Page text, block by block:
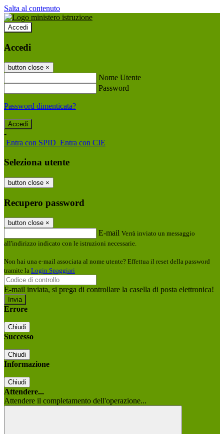
Salta al contenuto
Accedi
Accedi
button close ×
Nome Utente
Password
Password dimenticata?
-
Entra con SPID Entra con CIE
Seleziona utente
button close ×
Recupero password
button close ×
E-mail Verrà inviato un messaggio
all'indirizzo indicato con le istruzioni necessarie.
Non hai una e-mail associata al nome utente? Effettua il reset della password
tramite la Login Spaggiari
E-mail inviata, si prega di controllare la casella di posta elettronica!
Errore
Chiudi
Successo
Chiudi
Informazione
Chiudi
Attendere...
Attendere il completamento dell'operazione...